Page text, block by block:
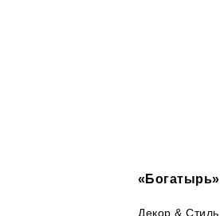
«Богатырь»
Декор & Стиль